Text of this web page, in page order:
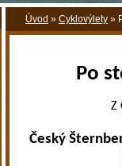
Úvod » Cyklovýlety »
Po
Z
Český